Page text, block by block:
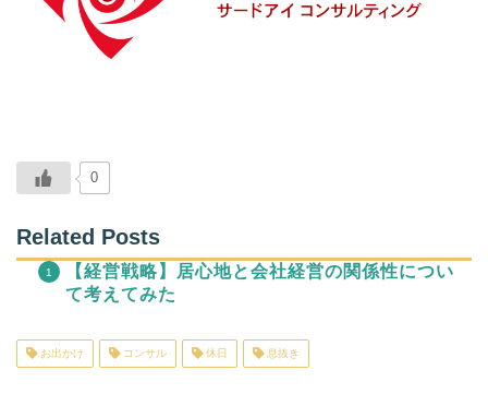
0
Related Posts
【経営戦略】居心地と会社経営の関係性につい
て考えてみた
お出かけ コンサル 休日 息抜き